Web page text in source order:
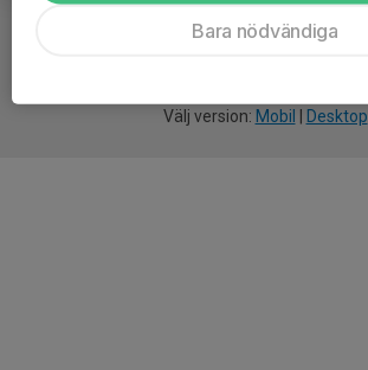
Välj version: Mobil Desktop
Bara nödvändiga